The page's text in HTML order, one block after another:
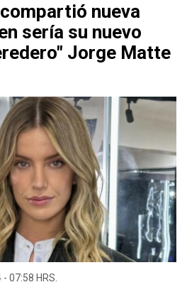
nueva
sería su nuevo
Jorge Matte
- 07:58 HRS.